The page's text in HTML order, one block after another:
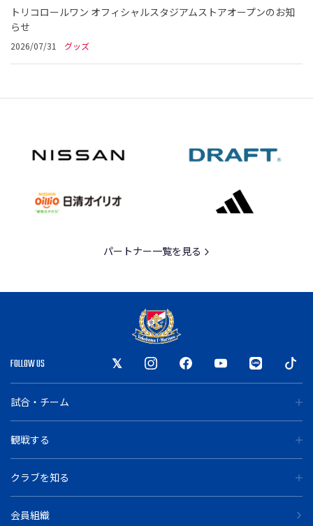
トリコロールワン オフィシャルスタジアムストアオープンのお知
らせ
2026/07/31 グッズ
パートナー一覧を見る
FOLLOW US
試合・チーム
観戦する
クラブを知る
会員組織